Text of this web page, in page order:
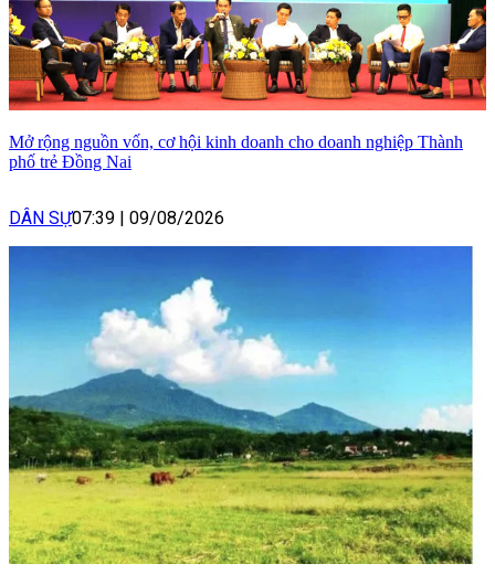
Mở rộng nguồn vốn, cơ hội kinh doanh cho doanh nghiệp Thành
phố trẻ Đồng Nai
DÂN SỰ07:39 09/08/2026